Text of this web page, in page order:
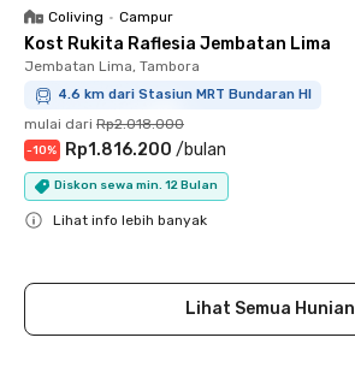
Coliving • Campur
Kost Rukita Raflesia Jembatan Lima
Jembatan Lima, Tambora
4.6 km dari Stasiun MRT Bundaran HI
mulai dari Rp2.018.000
-10% Rp1.816.200 /bulan
Diskon sewa min. 12 Bulan
Lihat info lebih banyak
Lihat Semua Hunian